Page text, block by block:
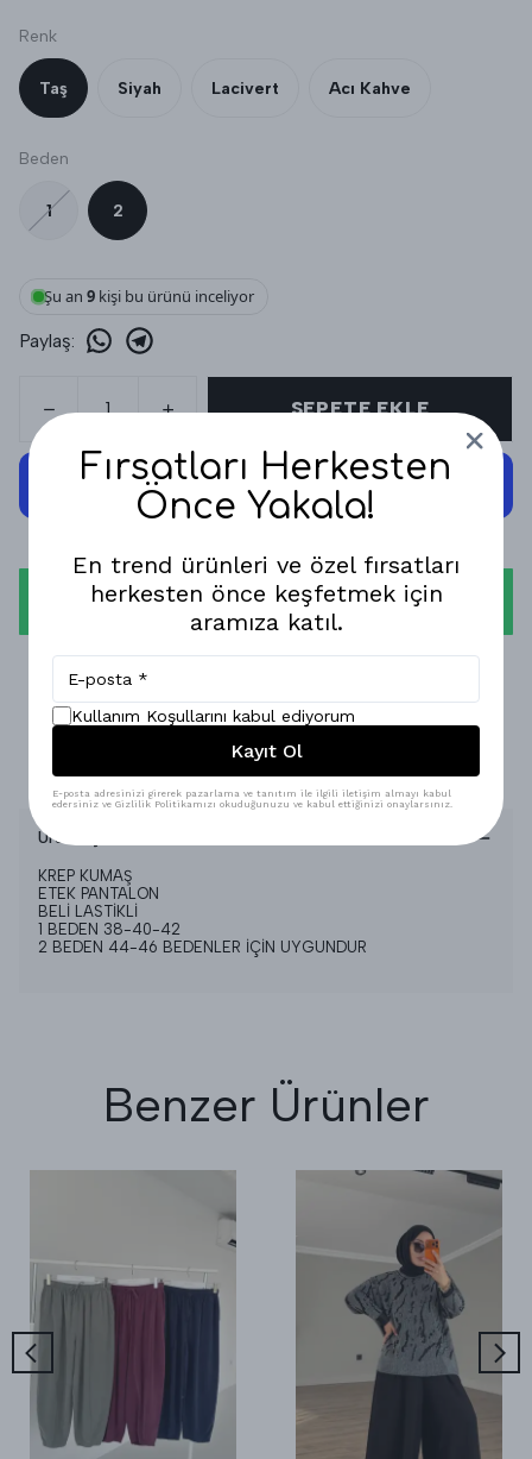
Renk
Taş Siyah Lacivert Acı Kahve
Beden
1 2
Şu an 9kişi bu ürünü inceliyor
Paylaş:
SEPETE EKLE
WHATSAPP
GÜVENLİ ALIŞVERİŞ!
Ürün Açıklaması
KREP KUMAŞ
ETEK PANTALON
BELİ LASTİKLİ
1 BEDEN 38-40-42
2 BEDEN 44-46 BEDENLER İÇİN UYGUNDUR
Benzer Ürünler
Fırsatları Herkesten
Önce Yakala!
En trend ürünleri ve özel fırsatları
herkesten önce keşfetmek için
aramıza katıl.
Kullanım Koşullarını kabul ediyorum
Kayıt Ol
E-posta adresinizi girerek pazarlama ve tanıtım ile ilgili iletişim almayı kabul
edersiniz ve Gizlilik Politikamızı okuduğunuzu ve kabul ettiğinizi onaylarsınız.